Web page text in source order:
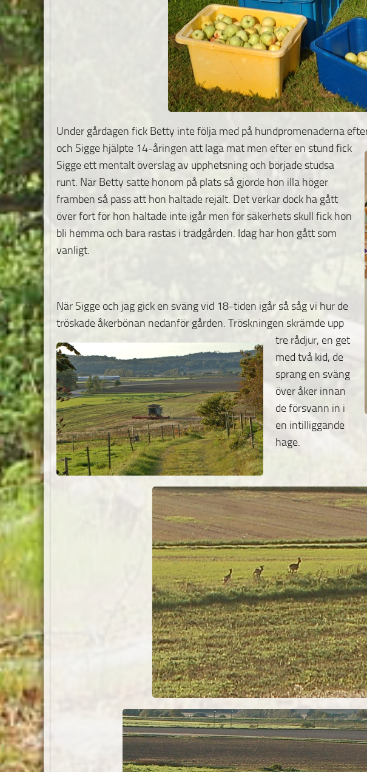
Under gårdagen fick Betty inte följa med på hundpromenaderna
och Sigge hjälpte 14-åringen att laga mat men efter en stund fick
Sigge ett mentalt överslag av upphetsning och började studsa
runt. När Betty satte honom på plats så gjorde hon illa höger
framben så pass att hon haltade rejält. Det verkar dock ha gått
över fort för hon haltade inte igår men för säkerhets skull fick hon
bli hemma och bara rastas i trädgården. Idag har hon gått som
vanligt.
När Sigge och jag gick en sväng vid 18-tiden igår så såg vi hur de
tröskade åkerbönan nedanför gården. Tröskningen skrämde upp
tre rådjur, en get
med två kid, de
sprang en sväng
över åker innan
de försvann in i
en intilliggande
hage.